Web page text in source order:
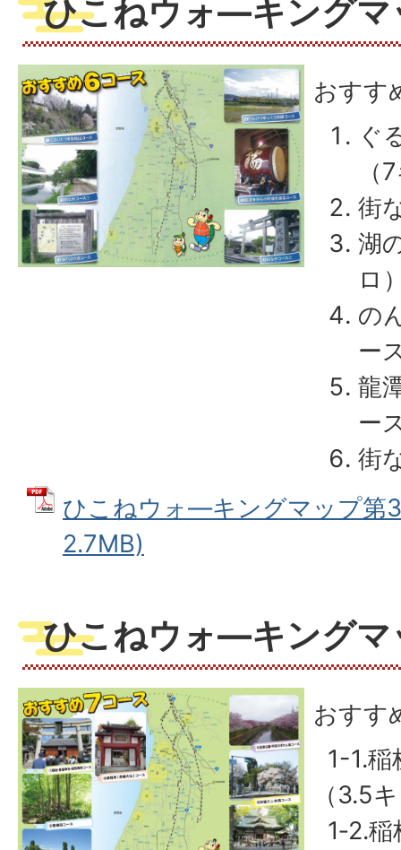
ひこねウォ―キングマ
おすす
ぐ
（
街
湖
ロ
の
ー
龍
ー
街
ひこねウォ―キングマップ第
2.7MB)
ひこねウォ―キングマ
おすす
1-1.稲
（3.5
1‐2.